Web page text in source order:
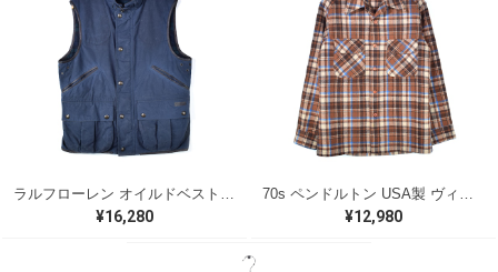
¥16,280 ¥12,980